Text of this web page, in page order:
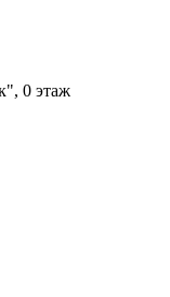
0 этаж